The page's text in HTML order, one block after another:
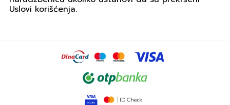
Uslovi korišćenja.